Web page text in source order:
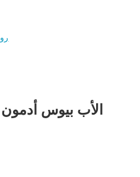
الأب بيوس